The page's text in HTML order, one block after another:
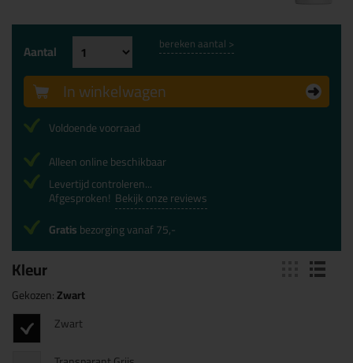
Kleur
Gekozen:Zwart
Zwart
Aantal bereken aantal >
In winkelwagen
Voldoende voorraad
Alleen online beschikbaar
Levertijd controleren...
Afgesproken! Bekijk onze reviews
Gratisbezorging vanaf 75,-